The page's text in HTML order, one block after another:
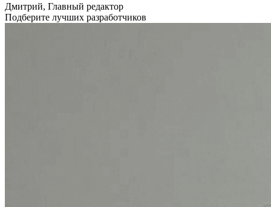
Дмитрий, Главный редактор
Подберите лучших разработчиков